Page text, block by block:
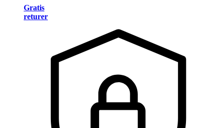
Gratis
returer